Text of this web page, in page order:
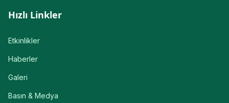
Hızlı Linkler
Etkinlikler
Haberler
Galeri
Basın & Medya